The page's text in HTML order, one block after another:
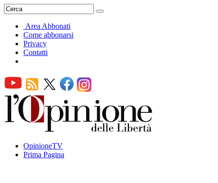
Area Abbonati
Come abbonarsi
Privacy
Contatti
OpinioneTV
Prima Pagina